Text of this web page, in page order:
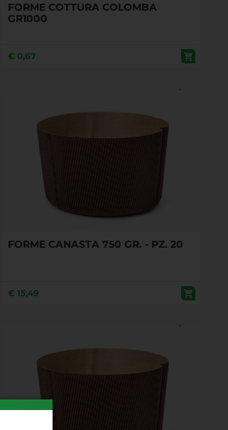
FORME COTTURA COLOMBA
GR1000
€ 0,67
FORME CANASTA 750 GR. - PZ. 20
€ 15,49